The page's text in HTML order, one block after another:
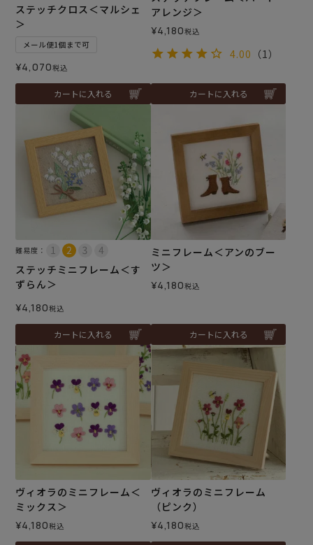
ステッチクロス＜マルシェ
＞
メール便1個まで可
¥4,070税込
カートに入れる
アレンジ＞
¥4,180税込
4.00 （1）
カートに入れる
難易度：
ステッチミニフレーム＜す
ずらん＞
¥4,180税込
カートに入れる
ミニフレーム＜アンのブー
ツ＞
¥4,180税込
カートに入れる
ヴィオラのミニフレーム＜
ミックス＞
¥4,180税込
ヴィオラのミニフレーム
（ピンク）
¥4,180税込